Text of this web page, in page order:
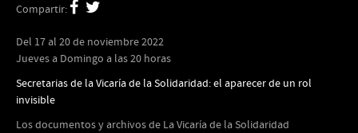
Compartir:
Del 17 al 20 de noviembre 2022
Jueves a Domingo a las 20 horas
Secretarias de la Vicaría de la Solidaridad: el aparecer de un rol
invisible
Los documentos y archivos de La Vicaría de la Solidaridad